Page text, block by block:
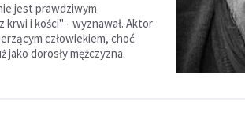
jest prawdziwym
krwi i kości" - wyznawał. Aktor
człowiekiem, choć
jako dorosły mężczyzna.